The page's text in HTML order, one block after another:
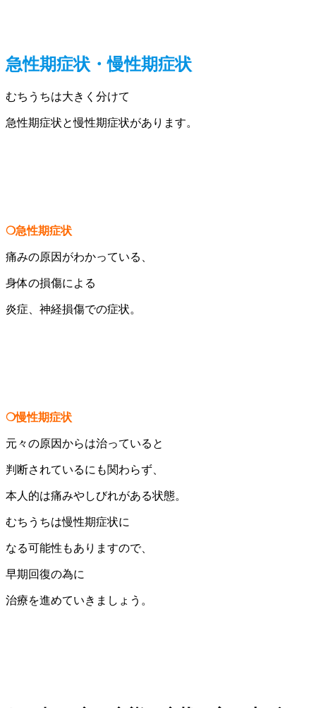
急性期症状・慢性期症状
むちうちは大きく分けて
急性期症状と慢性期症状があります。
❍急性期症状
痛みの原因がわかっている、
身体の損傷による
炎症、神経損傷での症状。
❍慢性期症状
元々の原因からは治っていると
判断されているにも関わらず、
本人的は痛みやしびれがある状態。
むちうちは慢性期症状に
なる可能性もありますので、
早期回復の為に
治療を進めていきましょう。